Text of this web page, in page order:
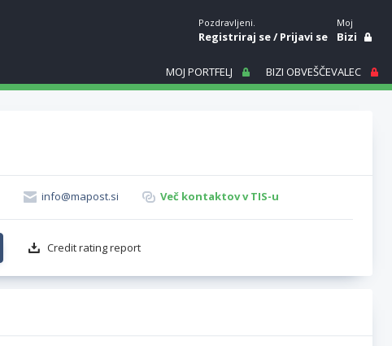
Pozdravljeni.
Registriraj se/Prijavi se
Moj
Bizi
MOJ PORTFELJ BIZI OBVEŠČEVALEC
info@mapost.si Več kontaktov v TIS-u
Credit rating report